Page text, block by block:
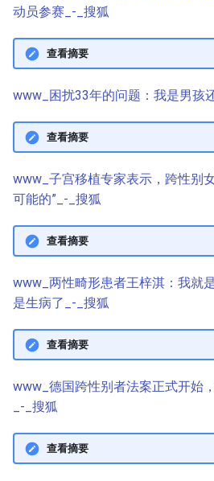
动员参赛_-_搜狐
查看摘要
www_困扰33年的问题：我是男孩
查看摘要
www_子宫移植专家表示，跨性别
可能的”_-_搜狐
查看摘要
www_两性畸形患者王梓淇：我就
是生病了_-_搜狐
查看摘要
www_德国跨性别者法案正式开始
_-_搜狐
查看摘要